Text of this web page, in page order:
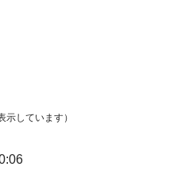
しています）